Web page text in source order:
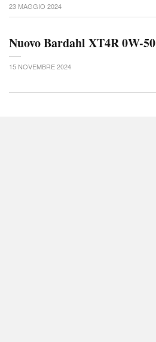
23 MAGGIO 2024
Nuovo Bardahl XT4R 0W-50
15 NOVEMBRE 2024